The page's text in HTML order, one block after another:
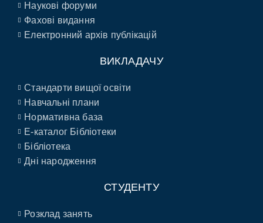
Наукові форуми
Фахові видання
Електронний архів публікацій
ВИКЛАДАЧУ
Стандарти вищої освіти
Навчальні плани
Нормативна база
E-каталог Бібліотеки
Бібліотека
Дні народження
СТУДЕНТУ
Розклад занять